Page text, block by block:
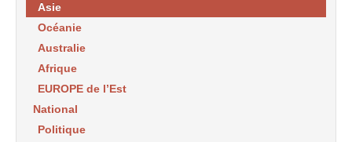
Asie
Océanie
Australie
Afrique
EUROPE de l’Est
National
Politique